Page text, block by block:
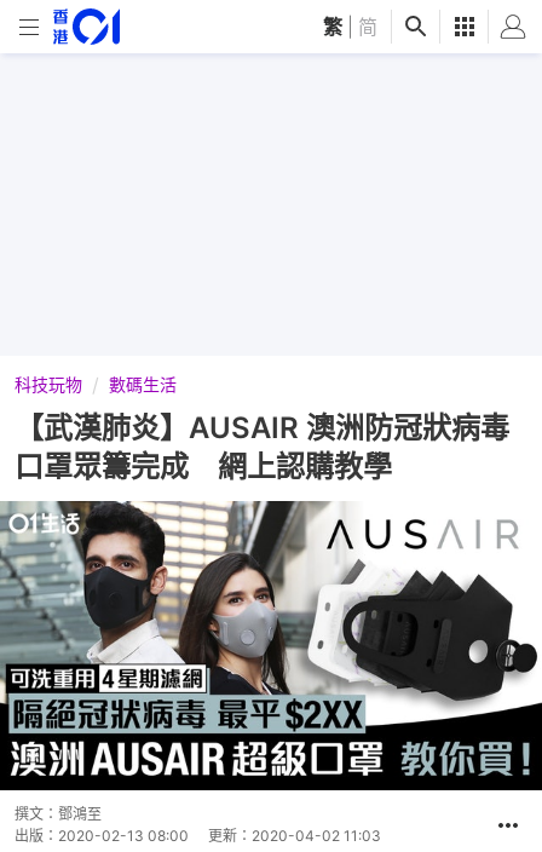
繁 简
科技玩物 數碼生活
【武漢肺炎】AUSAIR 澳洲防冠狀病毒
口罩眾籌完成 網上認購教學
撰文： 鄧鴻至
出版： 2020-02-13 08:00 更新： 2020-04-02 11:03